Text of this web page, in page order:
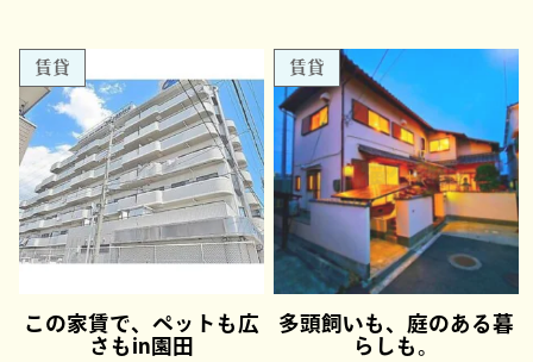
賃貸
この家賃で、ペットも広
さもin園田
賃貸
多頭飼いも、庭のある暮
らしも。